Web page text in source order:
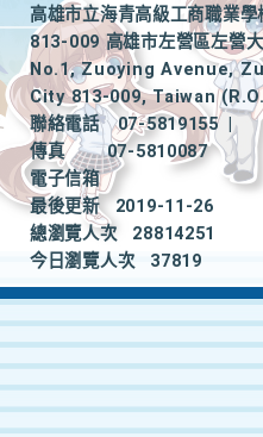
高雄市立海青高級工商職業學
813-009 高雄市左營區左營
No.1, Zuoying Avenue,
City 813-009, Taiwan
聯絡電話
07-5819155
|
傳真
07-5810087
電子信箱
最後更新
2019-11-26
總瀏覽人次
28814251
今日瀏覽人次
37819